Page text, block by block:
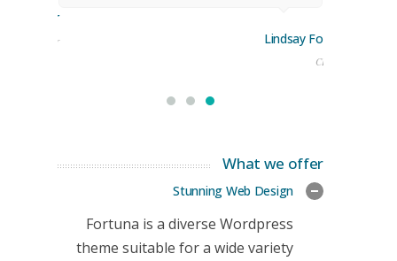
Lindsay Ford
CEO
Stoner
Manager
What we offer
Stunning Web Design
Fortuna is a diverse Wordpress
theme suitable for a wide variety